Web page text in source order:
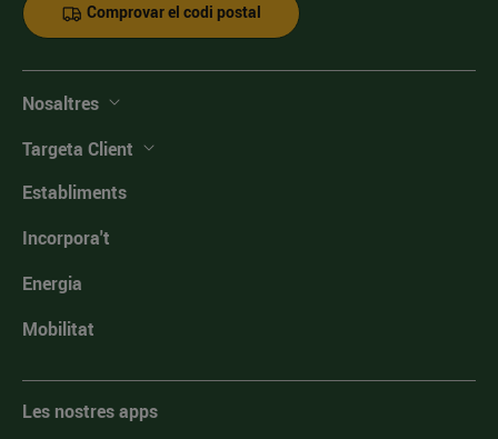
Comprovar el codi postal
Nosaltres
Targeta Client
Establiments
Incorpora't
Energia
Mobilitat
Les nostres apps